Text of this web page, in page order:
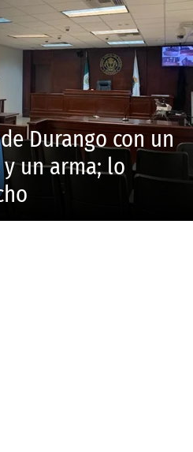
Durango con un
un arma; lo